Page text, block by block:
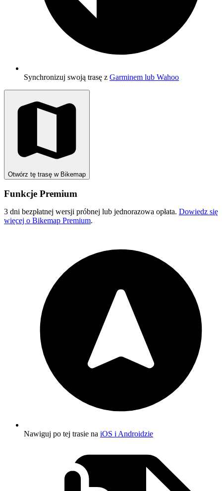
Synchronizuj swoją trasę z Garminem lub Wahoo
Otwórz tę trasę w Bikemap
Funkcje Premium
3 dni bezpłatnej wersji próbnej lub jednorazowa opłata. Dowiedz się
więcej o Bikemap Premium.
Nawiguj po tej trasie na iOS i Androidzie